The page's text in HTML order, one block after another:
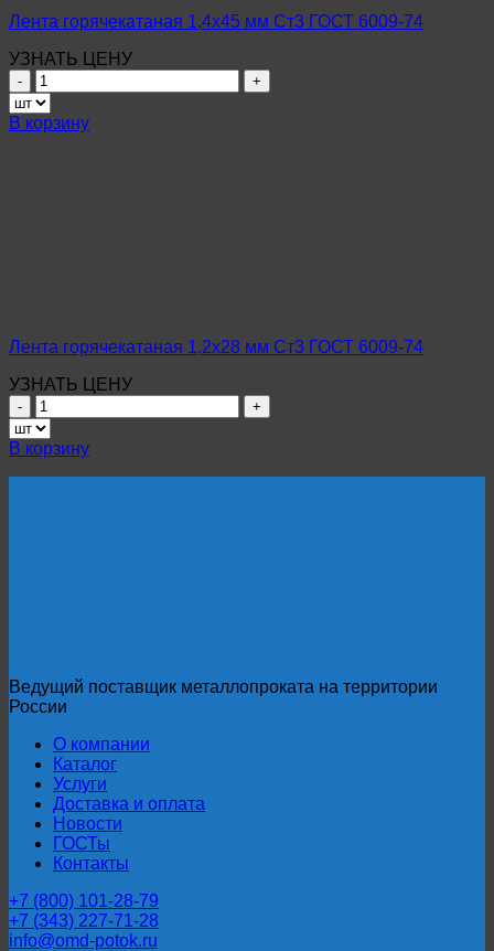
Лента горячекатаная 1,4х45 мм Ст3 ГОСТ 6009-74
УЗНАТЬ ЦЕНУ
Количество
товара
Лента
горячекатаная
В корзину
Лента горячекатаная 1,2х28 мм Ст3 ГОСТ 6009-74
УЗНАТЬ ЦЕНУ
Количество
товара
Лента
горячекатаная
1,2х28
В корзину
Ведущий поставщик металлопроката на территории
России
О компании
Каталог
Услуги
Доставка и оплата
Новости
ГОСТы
Контакты
+7 (800) 101-28-79
+7 (343) 227-71-28
info@omd-potok.ru